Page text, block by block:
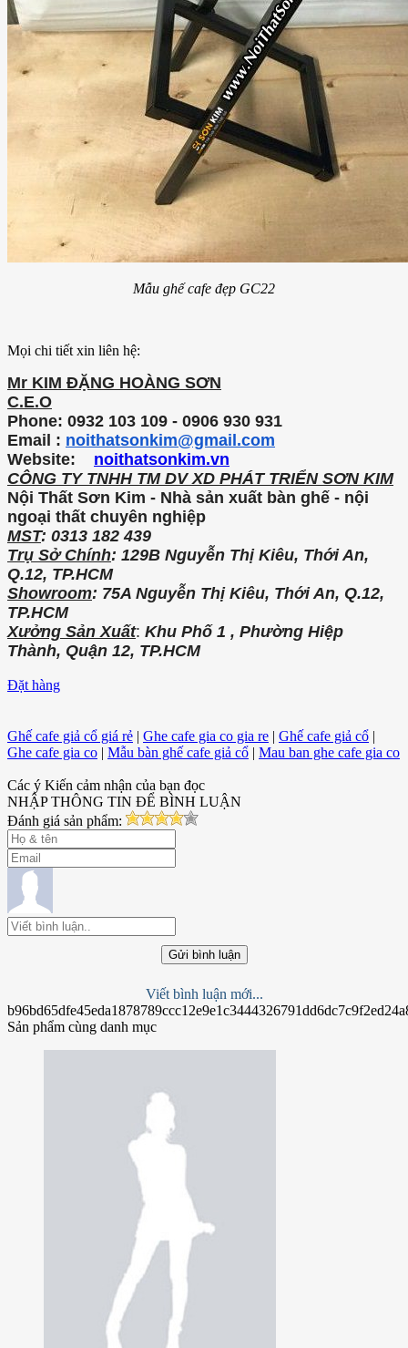
Mẫu ghế cafe đẹp GC22
Mọi chi tiết xin liên hệ:
Mr KIM ĐẶNG HOÀNG SƠN
C.E.O
Phone: 0932 103 109 - 0906 930 931
Email : noithatsonkim@gmail.com
Website: noithatsonkim.vn
CÔNG TY TNHH TM DV XD PHÁT TRIỂN SƠN KIM
Nội Thất Sơn Kim - Nhà sản xuất bàn ghế - nội
ngoại thất chuyên nghiệp
MST: 0313 182 439
Trụ Sở Chính: 129B Nguyễn Thị Kiêu, Thới An,
Q.12, TP.HCM
Showroom: 75A Nguyễn Thị Kiêu, Thới An, Q.12,
TP.HCM
Xưởng Sản Xuất: Khu Phố 1 , Phường Hiệp
Thành, Quận 12, TP.HCM
Đặt hàng
Ghế cafe giả cổ giá rẻ | Ghe cafe gia co gia re | Ghế cafe giả cổ |
Ghe cafe gia co | Mẫu bàn ghế cafe giả cổ | Mau ban ghe cafe gia co
Các ý Kiến cảm nhận của bạn đọc
NHẬP THÔNG TIN ĐỂ BÌNH LUẬN
Đánh giá sản phẩm:
Gửi bình luận
Viết bình luận mới...
Sản phẩm cùng danh mục